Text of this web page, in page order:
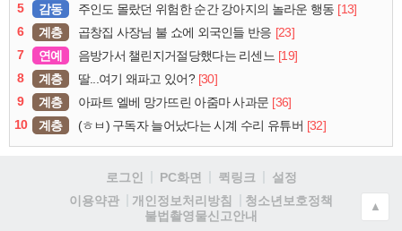
5
감동 주인도 몰랐던 위험한 순간 강아지의 놀라운 행동 [13]
6
계층 곱창집 사장님 불 쇼에 외국인들 반응 [23]
7
연예 음방가서 챌린지거절당했다는 리센느 [19]
8
계층 딸...여기 왜파고 있어? [30]
9
계층 아파트 엘베 망가뜨린 아줌마 사과문 [36]
10
계층 (ㅎㅂ) 구독자 늘어났다는 시계 수리 유튜버 [32]
로그인 PC화면 퀵링크
설정
이용약관
개인정보처리방침
청소년보호정책
불법촬영물신고안내
▲